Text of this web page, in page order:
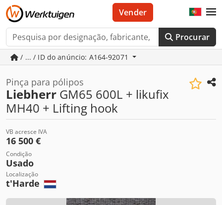
Procurar
Vender
/ ... / ID do anúncio: A164-92071
Pinça para pólipos
Liebherr GM65 600L + likufix
MH40 + Lifting hook
VB acresce IVA
16 500 €
Condição
Usado
Localização
t'Harde